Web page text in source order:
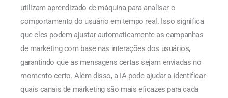
utilizam aprendizado de máquina para analisar o
comportamento do usuário em tempo real. Isso significa
que eles podem ajustar automaticamente as campanhas
de marketing com base nas interações dos usuários,
garantindo que as mensagens certas sejam enviadas no
momento certo. Além disso, a IA pode ajudar a identificar
quais canais de marketing são mais eficazes para cada